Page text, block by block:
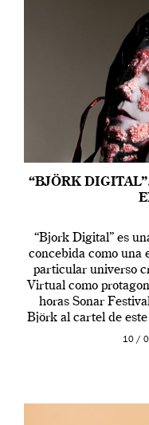
“BJÖRK
“Bjork Digital” es
concebida como una
particular universo
Virtual como
horas Sonar
Björk al cartel de
en una de las10 /